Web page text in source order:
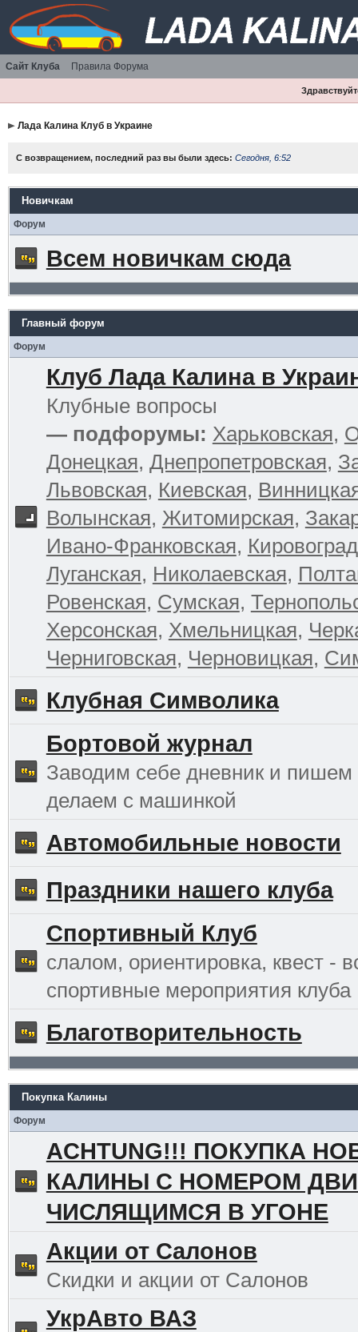
Сайт Клуба Правила Форума
Лада Калина Клуб в Украине
С возвращением, последний раз вы были здесь: Сегодня, 6:52
Новичкам
Форум
Всем новичкам сюда
Главный форум
Форум
Клуб Лада Калина в
Клубные вопросы
— подфорумы: Харьковская,
Донецкая, Днепропетровская,
Львовская, Киевская,
Волынская, Житомирская,
Ивано-Франковская,
Луганская, Николаевская,
Ровенская, Сумская,
Херсонская, Хмельницкая,
Черниговская, Черновицкая,
Клубная Символика
Бортовой журнал
Заводим себе дневник и пишем
делаем с машинкой
Автомобильные новости
Праздники нашего клуба
Спортивный Клуб
слалом, ориентировка, квест -
спортивные мероприятия клуба
Благотворительность
Покупка Калины
Форум
ACHTUNG!!! ПОКУПКА
КАЛИНЫ С НОМЕРОМ
ЧИСЛЯЩИМСЯ В УГОНЕ
Акции от Салонов
Скидки и акции от Салонов
УкрАвто ВАЗ